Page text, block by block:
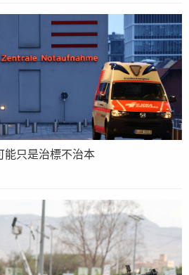
能只是治標不治本